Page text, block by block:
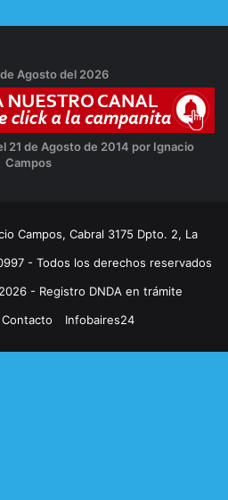
Agosto del 2026
21 de Agosto de 2014 por Ignacio
Campos
Campos, Cabral 3175 Dpto. 2, La
- Todos los derechos reservados
- Registro DNDA en trámite
Contacto Infobaires24